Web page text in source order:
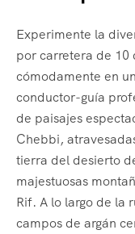
Experimente la
por carretera de
cómodamente en
conductor-guía
de paisajes
Chebbi,
tierra del desierto
majestuosas
Rif. A lo largo de la
campos de argán